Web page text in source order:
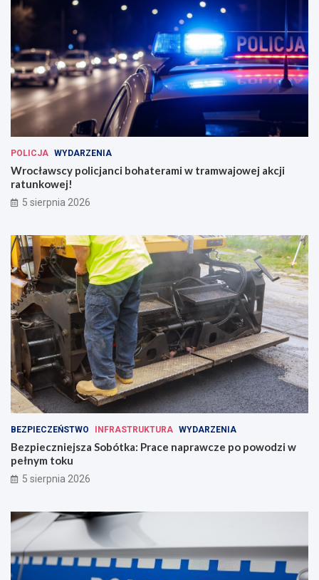
POLICJA WYDARZENIA
Wrocławscy policjanci bohaterami w tramwajowej akcji
ratunkowej!
5 sierpnia 2026
BEZPIECZEŃSTWO INFRASTRUKTURA WYDARZENIA
Bezpieczniejsza Sobótka: Prace naprawcze po powodzi w
pełnym toku
5 sierpnia 2026